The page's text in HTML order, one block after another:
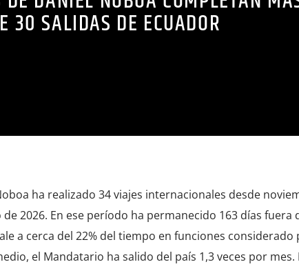
30 SALIDAS DE ECUADOR
ha realizado 34 viajes internacionales desde
2026. En ese período ha permanecido 163 días fuera
a cerca del 22% del tiempo en funciones considerado
el Mandatario ha salido del país 1,3 veces por mes.